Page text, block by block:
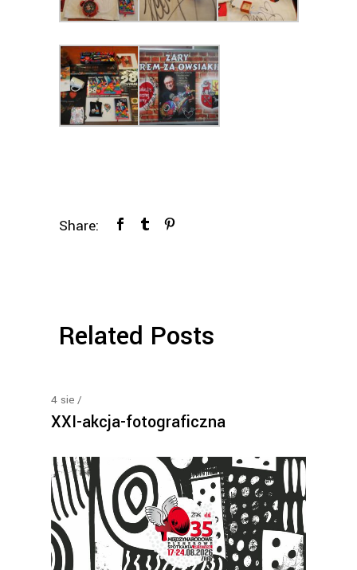
Share:
Related Posts
4 sie
XXI-akcja-fotograficzna